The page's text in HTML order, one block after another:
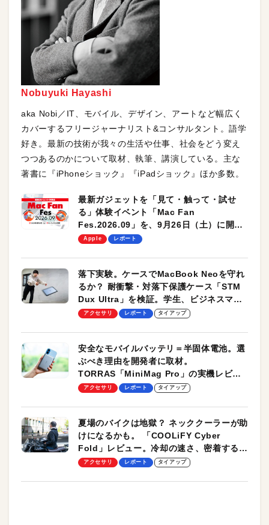
Nobuyuki Hayashi
aka Nobi／IT、モバイル、デザイン、アートなど幅広く
カバーするフリージャーナリスト&コンサルタント。語学
好き。最新の技術が我々の生活や仕事、社会をどう変え
つつあるのかについて取材、執筆、講演している。主な
著書に『iPhoneショック』『iPadショック』ほか多数。
最新ガジェットを「見て・触って・試せ
る」体験イベント「Mac Fan
Fes.2026.09」を、9月26日（土）に開催
します！
Apple レポート
落下実験。ケースでMacBook Neoを守れ
るか？ 耐衝撃・対落下保護ケース「STM
Dux Ultra」を検証。学生、ビジネスマン
のモバイルユースに最適！
アクセサリ レポート タイアップ
安全なモバイルバッテリ＝半固体電池。選
ぶべき理由を開発者に取材。
TORRAS「MiniMag Pro」の実機レビュ
ーも
アクセサリ レポート タイアップ
夏場のバイクは地獄？ ネッククーラーが助
けになるかも。 「COOLiFY Cyber
Fold」レビュー。冷却の速さ、密着する冷
却プレート、シンプルな操作性がグッド！
アクセサリ レポート タイアップ